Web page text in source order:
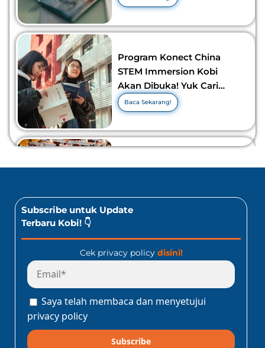
Program Konect China
STEM Immersion Kobi
Akan Dibuka! Yuk Cari
Tahu Info Selengkapnya!
Baca Sekarang!
Jangan Kelewatan!
Baca Sekarang!
Edukatif ke Jepang!
Subscribe untuk Update
Terbaru Kobi! 👇
Cek privacy policy disini!
Saya telah membaca dan menyetujui
privacy policy
Subscribe